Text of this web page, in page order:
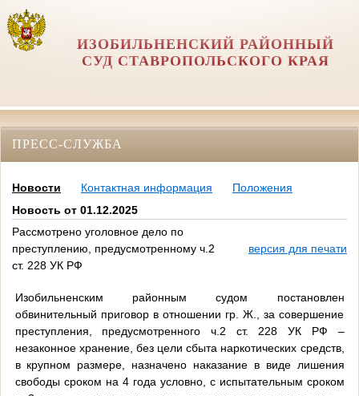
ИЗОБИЛЬНЕНСКИЙ РАЙОННЫЙ
СУД СТАВРОПОЛЬСКОГО КРАЯ
ПРЕСС-СЛУЖБА
Новости Контактная информация
Положения
Новость от 01.12.2025
Рассмотрено уголовное дело по
преступлению, предусмотренному ч.2
ст. 228 УК РФ
версия для печати
Изобильненским районным судом постановлен
обвинительный приговор в отношении гр. Ж., за совершение
преступления, предусмотренного ч.2 ст. 228 УК РФ –
незаконное хранение, без цели сбыта наркотических средств,
в крупном размере, назначено наказание в виде лишения
свободы сроком на 4 года условно, с испытательным сроком